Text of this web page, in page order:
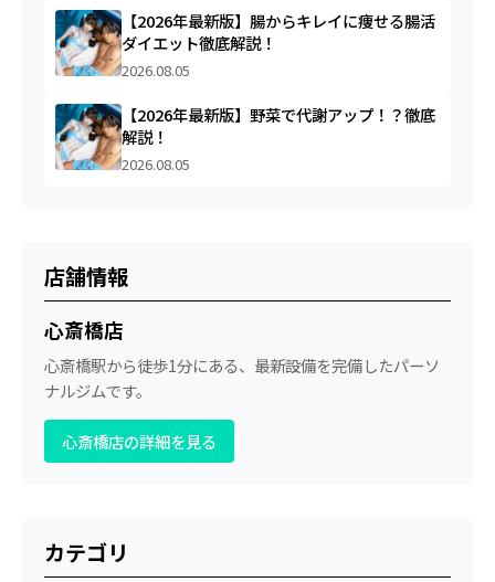
【2026年最新版】腸からキレイに痩せる腸活
ダイエット徹底解説！
2026.08.05
【2026年最新版】野菜で代謝アップ！？徹底
解説！
2026.08.05
店舗情報
心斎橋店
心斎橋駅から徒歩1分にある、最新設備を完備したパーソ
ナルジムです。
心斎橋店の詳細を見る
カテゴリ